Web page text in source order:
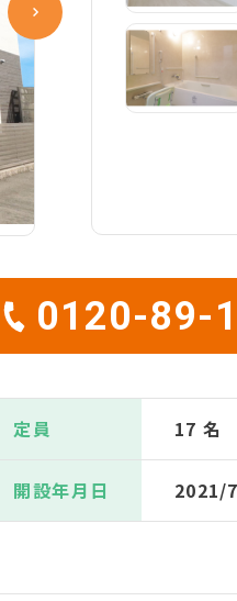
0120-89-
定員 17 名
開設年月日 2021/